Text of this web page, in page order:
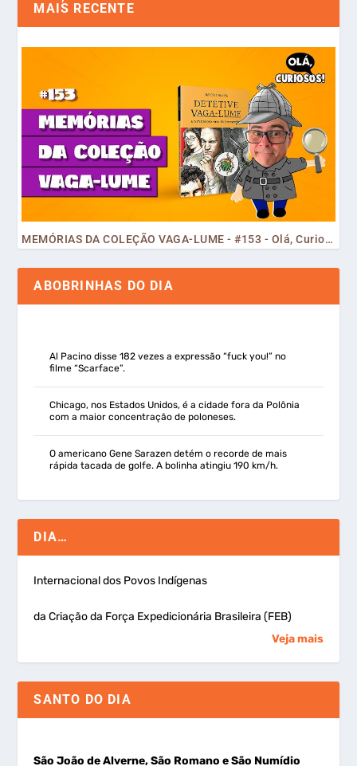
MAIS RECENTE
MEMÓRIAS DA COLEÇÃO VAGA-LUME - #153 - Olá, Curiosos! 2023
ABOBRINHAS DO DIA
Al Pacino disse 182 vezes a expressão “fuck you!” no
filme “Scarface”.
Chicago, nos Estados Unidos, é a cidade fora da Polônia
com a maior concentração de poloneses.
O americano Gene Sarazen detém o recorde de mais
rápida tacada de golfe. A bolinha atingiu 190 km/h.
DIA…
Internacional dos Povos Indígenas
da Criação da Força Expedicionária Brasileira (FEB)
Veja mais
SANTO DO DIA
São João de Alverne, São Romano e São Numídio